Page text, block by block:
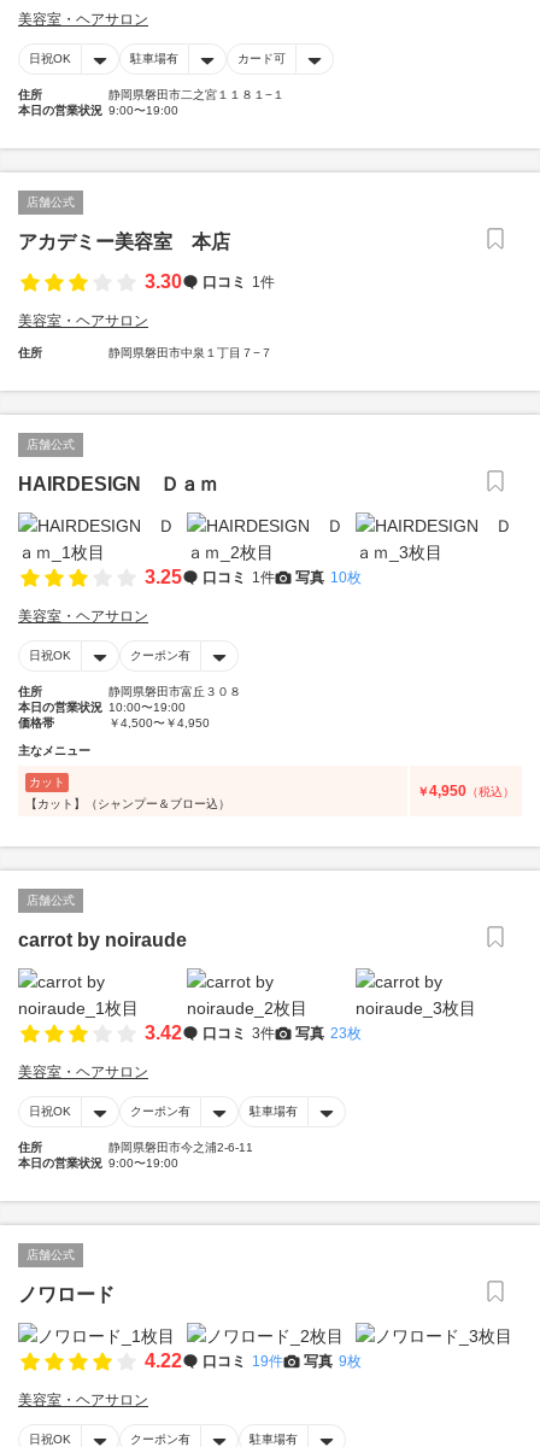
美容室・ヘアサロン
日祝OK 駐車場有 カード可
住所
静岡県磐田市二之宮１１８１−１
本日の営業状況 9:00〜19:00
店舗公式
アカデミー美容室 本店
3.30
口コミ 1件
美容室・ヘアサロン
住所 静岡県磐田市中泉１丁目７−７
店舗公式
HAIRDESIGN Ｄａｍ
3.25 口コミ 1件 写真 10枚
美容室・ヘアサロン
日祝OK クーポン有
住所
静岡県磐田市富丘３０８
本日の営業状況 10:00〜19:00
価格帯
￥4,500〜￥4,950
主なメニュー
カット
【カット】（シャンプー＆ブロー込）
￥4,950 （税込）
店舗公式
carrot by noiraude
3.42 口コミ 3件 写真 23枚
美容室・ヘアサロン
日祝OK クーポン有 駐車場有
住所
静岡県磐田市今之浦2-6-11
本日の営業状況 9:00〜19:00
店舗公式
ノワロード
4.22 口コミ 19件 写真 9枚
美容室・ヘアサロン
日祝OK クーポン有 駐車場有